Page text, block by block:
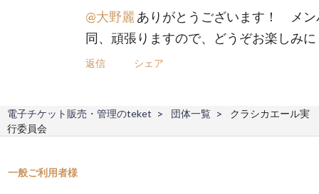
@大野麗 ありがとうございます！ メン
同、頑張りますので、どうぞお楽しみ
返信 シェア
電子チケット販売・管理のteket 団体一覧
クラシカエール実
行委員会
一般ご利用者様